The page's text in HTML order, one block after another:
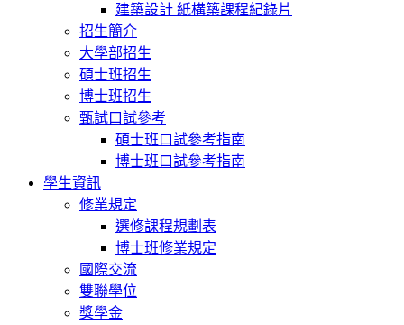
建築設計 紙構築課程紀錄片
招生簡介
大學部招生
碩士班招生
博士班招生
甄試口試參考
碩士班口試參考指南
博士班口試參考指南
學生資訊
修業規定
選修課程規劃表
博士班修業規定
國際交流
雙聯學位
獎學金